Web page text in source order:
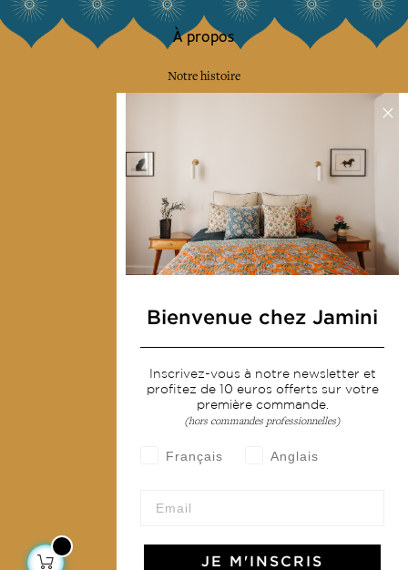
À propos
Notre histoire
Contactez-nous
Collections
Déco & Linge de maison
Linge de table
Sacs & pochettes
Services
Livraison & retour
CGV
Notre communauté
Bienvenue chez Jamini
Inscrivez-vous à notre newsletter et
profitez de 10 euros offerts sur votre
première commande.
(hors commandes professionnelles)
Français Anglais
JE M'INSCRIS